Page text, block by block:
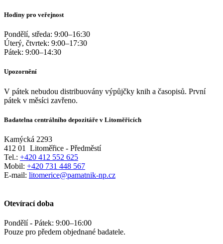
Hodiny pro veřejnost
Pondělí, středa: 9:00–16:30
Úterý, čtvrtek: 9:00–17:30
Pátek: 9:00–14:30
Upozornění
V pátek nebudou distribuovány výpůjčky knih a časopisů. První
pátek v měsíci zavřeno.
Badatelna centrálního depozitáře v Litoměřicích
Kamýcká 2293
412 01
Litoměřice - Předměstí
Tel.: +420 412 552 625
Mobil: +420 731 448 567
E-mail: litomerice@pamatnik-np.cz
Otevírací doba
Pondělí - Pátek: 9:00–16:00
Pouze pro předem objednané badatele.